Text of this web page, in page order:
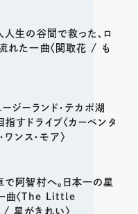
人生の谷間で救った、ロ
れた一曲〈関取花 / も
ジーランド・テカポ湖
すドライブ〈カーペンタ
ンス・モア〉
で阿智村へ。日本一の星
曲〈The Little
がきれい〉